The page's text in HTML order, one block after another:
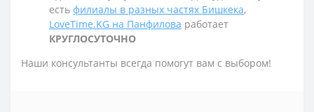
есть филиалы в разных частях Бишкека,
LoveTime.KG на Панфилова работает
КРУГЛОСУТОЧНО
Наши консультанты всегда помогут вам с выбором!